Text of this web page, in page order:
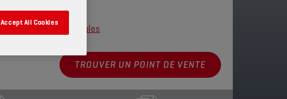
disponibles
TROUVER UN POINT DE VENTE
Accept All Cookies